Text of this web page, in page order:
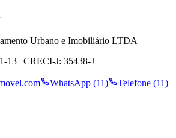
Urbano e Imobiliário LTDA
13 | CRECI-J: 35438-J
WhatsApp (11)
Telefone (11)